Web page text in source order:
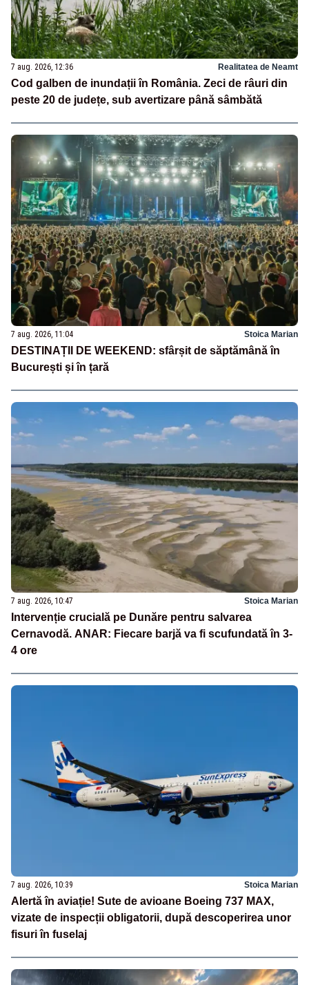
7 aug. 2026, 12:36 Realitatea de Neamt
Cod galben de inundații în România. Zeci de râuri din
peste 20 de județe, sub avertizare până sâmbătă
7 aug. 2026, 11:04 Stoica Marian
DESTINAȚII DE WEEKEND: sfârșit de săptămână în
București și în țară
7 aug. 2026, 10:47 Stoica Marian
Intervenție crucială pe Dunăre pentru salvarea
Cernavodă. ANAR: Fiecare barjă va fi scufundată în 3-
4 ore
7 aug. 2026, 10:39 Stoica Marian
Alertă în aviație! Sute de avioane Boeing 737 MAX,
vizate de inspecții obligatorii, după descoperirea unor
fisuri în fuselaj